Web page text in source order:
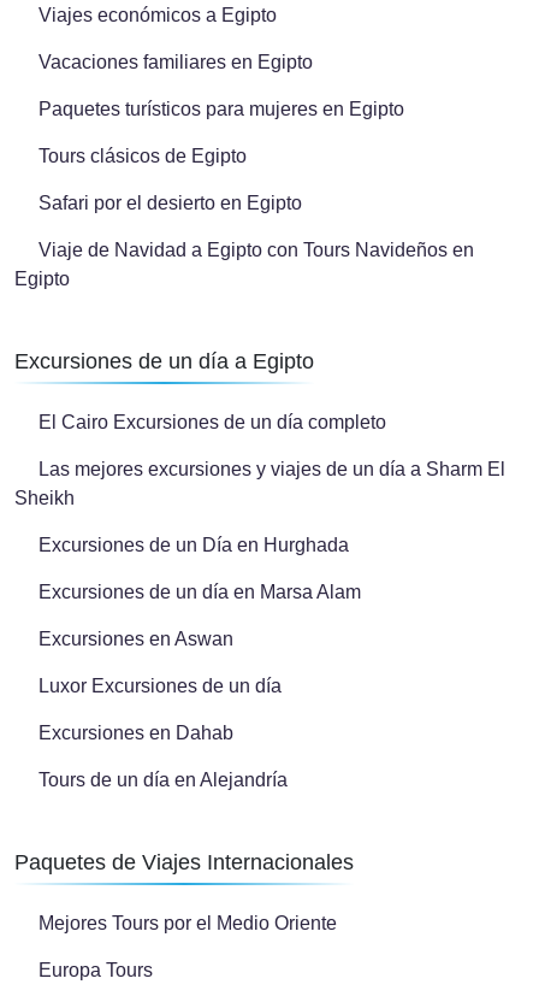
Viajes económicos a Egipto
Vacaciones familiares en Egipto
Paquetes turísticos para mujeres en Egipto
Tours clásicos de Egipto
Safari por el desierto en Egipto
Viaje de Navidad a Egipto con Tours Navideños en
Egipto
Excursiones de un día a Egipto
El Cairo Excursiones de un día completo
Las mejores excursiones y viajes de un día a Sharm El
Sheikh
Excursiones de un Día en Hurghada
Excursiones de un día en Marsa Alam
Excursiones en Aswan
Luxor Excursiones de un día
Excursiones en Dahab
Tours de un día en Alejandría
Paquetes de Viajes Internacionales
Mejores Tours por el Medio Oriente
Europa Tours